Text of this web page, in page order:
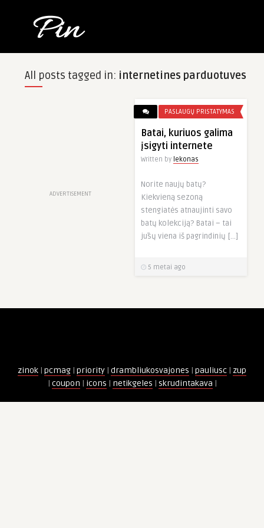
All posts tagged in: internetines parduotuves
ADVERTISEMENT
PASLAUGŲ PRISTATYMAS
Batai, kuriuos galima
įsigyti internete
Written by lekonas
Norite naujų batų?
Kiekvieną sezoną
stengiatės atnaujinti savo
batų kolekciją? Batai – tai
jūsų viena iš pagrindinių […]
5 metai ago
zinok | pcmag | priority | drambliukosvajones | pauliusc | zup
| coupon | icons | netikgeles | skrudintakava |